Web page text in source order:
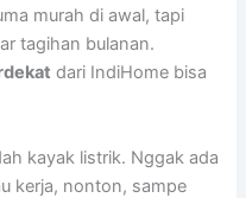
murah di awal, tapi
tagihan bulanan.
dari IndiHome bisa
kayak listrik. Nggak ada
kerja, nonton, sampe